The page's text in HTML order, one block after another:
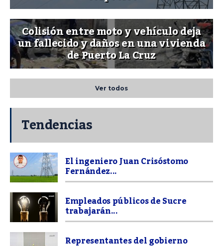
Colisión entre moto y vehículo deja
un fallecido y daños en una vivienda
de Puerto La Cruz
Ver todos
Tendencias
El ingeniero Juan Crisóstomo
Fernández...
Empleados públicos de Sucre
trabajarán...
Representantes del gobierno